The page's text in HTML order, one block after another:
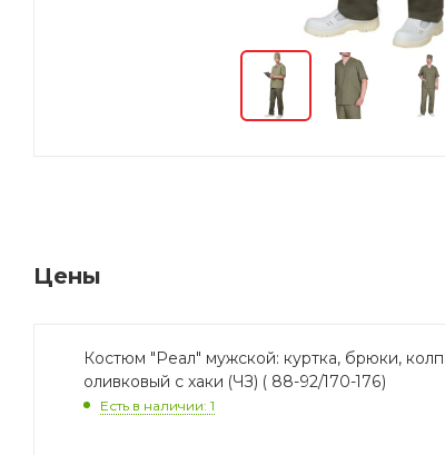
Цены
Костюм "Реал" мужской: куртка, брюки,
оливковый с хаки (ЧЗ) ( 88-92/170-176)
Есть в наличии: 1